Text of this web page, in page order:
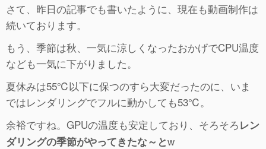
さて、昨日の記事でも書いたように、現在も動画制作は
続いております。
もう、季節は秋、一気に涼しくなったおかげでCPU温度
なども一気に下がりました。
夏休みは55℃以下に保つのすら大変だったのに、いま
ではレンダリングでフルに動かしても53℃。
余裕ですね。GPUの温度も安定しており、そろそろレン
ダリングの季節がやってきたな～とw